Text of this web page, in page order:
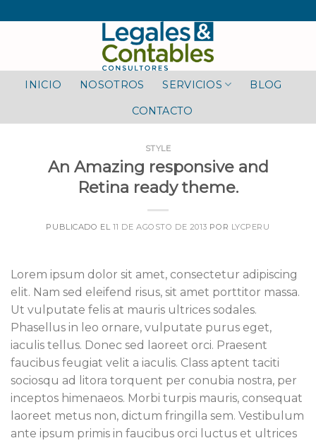
to
INICIO NOSOTROS SERVICIOS BLOG
CONTACTO
STYLE
An Amazing responsive and
Retina ready theme.
PUBLICADO EL 11 DE AGOSTO DE 2013 POR LYCPERU
Lorem ipsum dolor sit amet, consectetur adipiscing
elit. Nam sed eleifend risus, sit amet porttitor massa.
Ut vulputate felis at mauris ultrices sodales.
Phasellus in leo ornare, vulputate purus eget,
iaculis tellus. Donec sed laoreet orci. Praesent
faucibus feugiat velit a iaculis. Class aptent taciti
sociosqu ad litora torquent per conubia nostra, per
inceptos himenaeos. Morbi turpis mauris, consequat
laoreet metus non, dictum fringilla sem. Vestibulum
ante ipsum primis in faucibus orci luctus et ultrices